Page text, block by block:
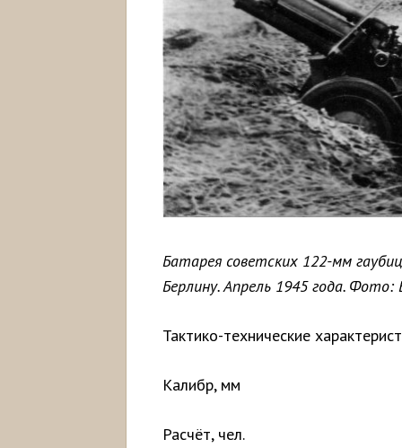
Батарея советских 122-мм
Берлину. Апрель 1945 года.
Тактико-технические
Калибр,